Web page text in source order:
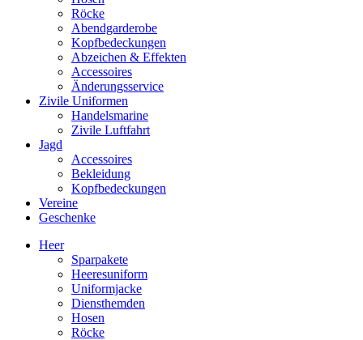
Röcke
Abendgarderobe
Kopfbedeckungen
Abzeichen & Effekten
Accessoires
Änderungsservice
Zivile Uniformen
Handelsmarine
Zivile Luftfahrt
Jagd
Accessoires
Bekleidung
Kopfbedeckungen
Vereine
Geschenke
Heer
Sparpakete
Heeresuniform
Uniformjacke
Diensthemden
Hosen
Röcke